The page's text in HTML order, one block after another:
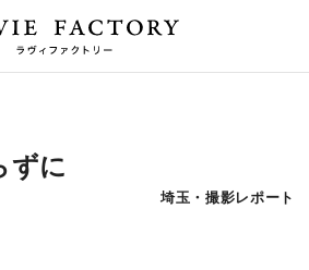
ずに
埼玉・撮影レポート